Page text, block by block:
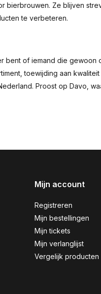
bierbrouwen. Ze blijven
te verbeteren.
of iemand die gewoon
toewijding aan
Proost op Davo,
Mijn account
Registreren
Mijn bestellingen
Mijn tickets
Mijn verlanglijst
Vergelijk producten